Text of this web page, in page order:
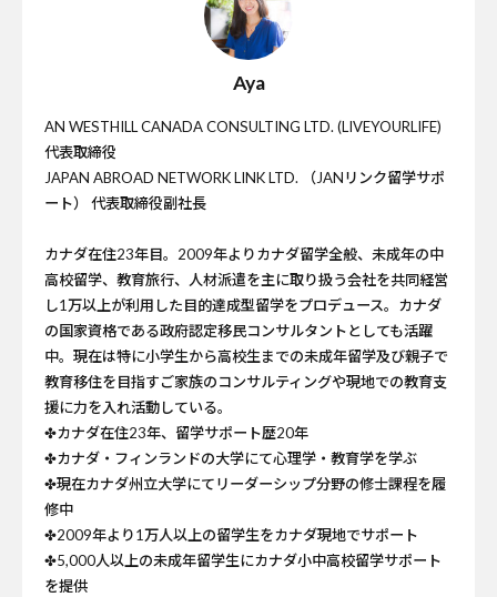
Aya
AN WESTHILL CANADA CONSULTING LTD. (LIVEYOURLIFE)
代表取締役
JAPAN ABROAD NETWORK LINK LTD. （JANリンク留学サポ
ート） 代表取締役副社長
カナダ在住23年目。2009年よりカナダ留学全般、未成年の中
高校留学、教育旅行、人材派遣を主に取り扱う会社を共同経営
し1万以上が利用した目的達成型留学をプロデュース。カナダ
の国家資格である政府認定移民コンサルタントとしても活躍
中。現在は特に小学生から高校生までの未成年留学及び親子で
教育移住を目指すご家族のコンサルティングや現地での教育支
援に力を入れ活動している。
✤カナダ在住23年、留学サポート歴20年
✤カナダ・フィンランドの大学にて心理学・教育学を学ぶ
✤現在カナダ州立大学にてリーダーシップ分野の修士課程を履
修中
✤2009年より1万人以上の留学生をカナダ現地でサポート
✤5,000人以上の未成年留学生にカナダ小中高校留学サポート
を提供